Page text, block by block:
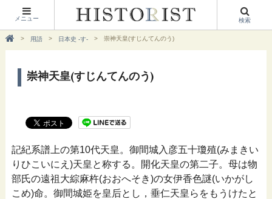
メニュー 検索
用語 日本史 -す- 崇神天皇(すじんてんのう)
崇神天皇(すじんてんのう)
記紀系譜上の第10代天皇。御間城入彦五十瓊殖(みまきい
りひこいにえ)天皇と称する。開化天皇の第二子。母は物
部氏の遠祖大綜麻杵(おおへそき)の女伊香色謎(いかがし
こめ)命。御間城姫を皇后とし，垂仁天皇らをもうけたと